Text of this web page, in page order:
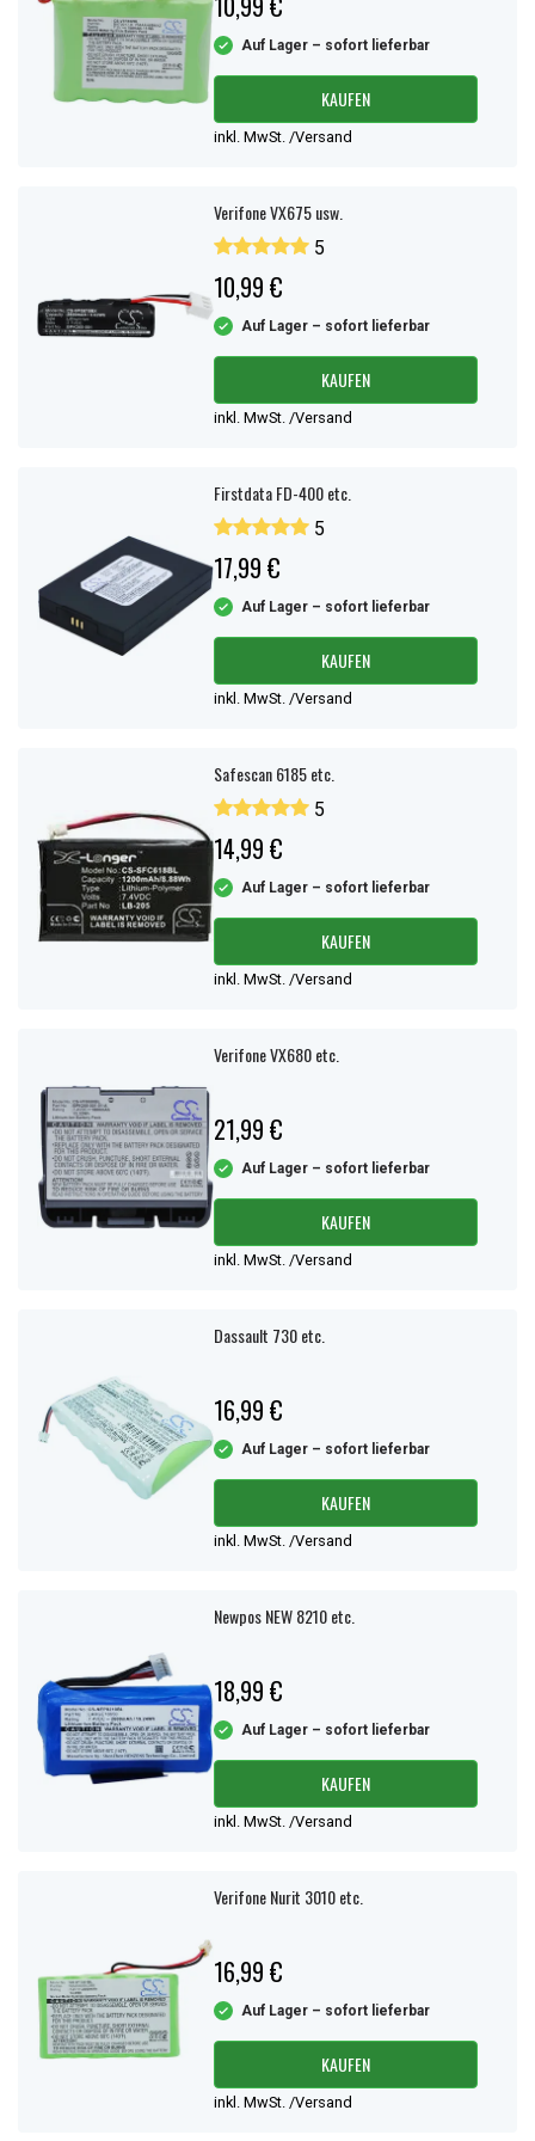
Schlüssel zum richtigen Ersatzakku und helfen, die korrekte
Passform und Kontaktkonfiguration sicherzustellen.
Auf Lager – sofort lieferbar
KAUFEN
inkl. MwSt. /Versand
Verifone VX675 usw.
5
10,99 €
Auf Lager – sofort lieferbar
KAUFEN
inkl. MwSt. /Versand
Firstdata FD-400 etc.
5
17,99 €
Auf Lager – sofort lieferbar
KAUFEN
inkl. MwSt. /Versand
Safescan 6185 etc.
5
14,99 €
Auf Lager – sofort lieferbar
KAUFEN
inkl. MwSt. /Versand
Verifone VX680 etc.
21,99 €
Auf Lager – sofort lieferbar
KAUFEN
inkl. MwSt. /Versand
Dassault 730 etc.
16,99 €
Auf Lager – sofort lieferbar
KAUFEN
inkl. MwSt. /Versand
Newpos NEW 8210 etc.
18,99 €
Auf Lager – sofort lieferbar
KAUFEN
inkl. MwSt. /Versand
Verifone Nurit 3010 etc.
16,99 €
Auf Lager – sofort lieferbar
KAUFEN
inkl. MwSt. /Versand